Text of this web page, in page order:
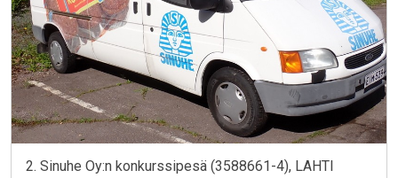
2. Sinuhe Oy:n konkurssipesä (3588661-4), LAHTI